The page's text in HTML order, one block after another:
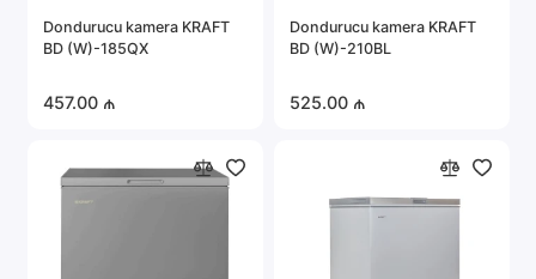
Dondurucu kamera KRAFT
BD (W)-185QX
457.00 ₼
Dondurucu kamera KRAFT
BD (W)-210BL
525.00 ₼